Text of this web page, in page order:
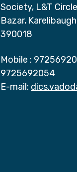
Society, L&T
Bazar,
390018
Mobile :
9725692054
E-mail: